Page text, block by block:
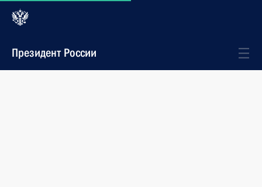
Президент России